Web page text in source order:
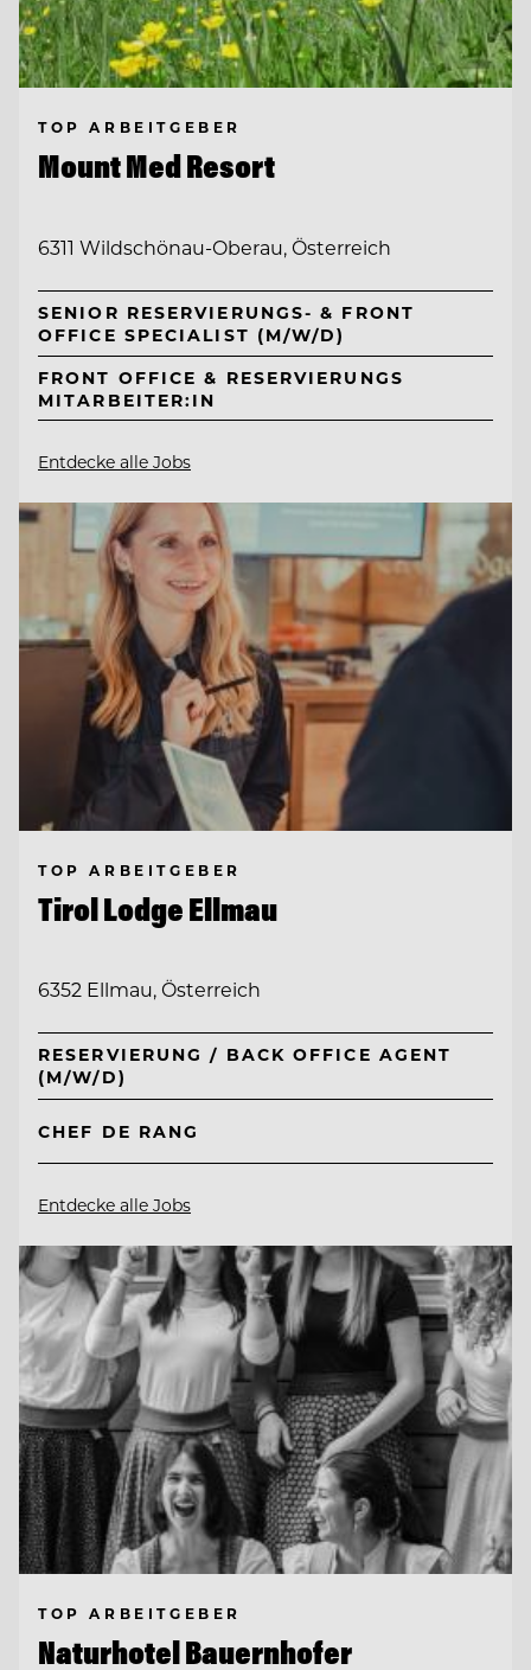
TOP ARBEITGEBER
Mount Med Resort
6311 Wildschönau-Oberau, Österreich
SENIOR RESERVIERUNGS- & FRONT
OFFICE SPECIALIST (M/W/D)
FRONT OFFICE & RESERVIERUNGS
MITARBEITER:IN
Entdecke alle Jobs
TOP ARBEITGEBER
Tirol Lodge Ellmau
6352 Ellmau, Österreich
RESERVIERUNG / BACK OFFICE AGENT
(M/W/D)
CHEF DE RANG
Entdecke alle Jobs
TOP ARBEITGEBER
Naturhotel Bauernhofer